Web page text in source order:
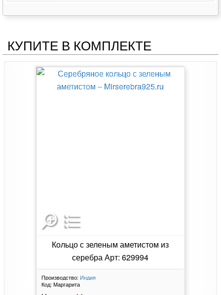
КУПИТЕ В КОМПЛЕКТЕ
Кольцо с зеленым аметистом из
серебра Арт: 629994
Производство: Индия
Код: Маргарита